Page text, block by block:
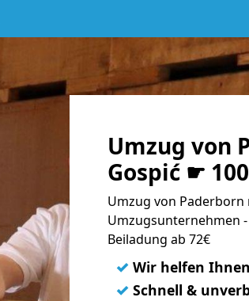
Umzug von
Gospić ☛
Umzug von Paderborn
Umzugsunternehmen
Beiladung ab 72€
✓ Wir helfen
✓ Schnell &